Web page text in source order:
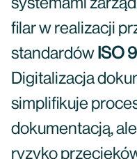
systemami
filar w realizacji
standardów ISO
Digitalizacja
simplifikuje
dokumentacją,
ryzyko